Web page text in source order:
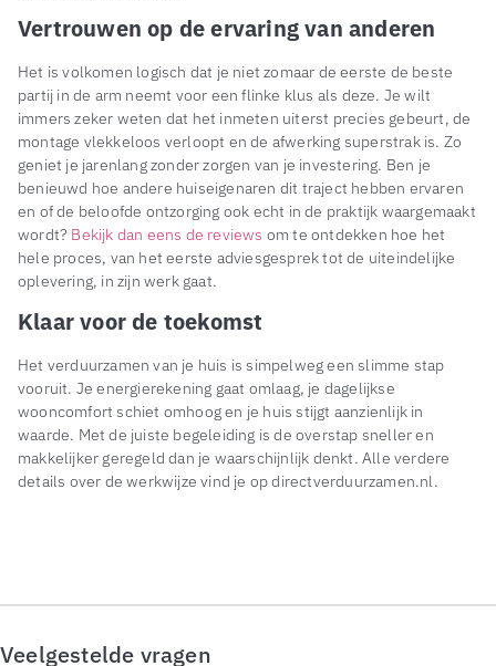
Vertrouwen op de ervaring van anderen
Het is volkomen logisch dat je niet zomaar de eerste de beste
partij in de arm neemt voor een flinke klus als deze. Je wilt
immers zeker weten dat het inmeten uiterst precies gebeurt, de
montage vlekkeloos verloopt en de afwerking superstrak is. Zo
geniet je jarenlang zonder zorgen van je investering. Ben je
benieuwd hoe andere huiseigenaren dit traject hebben ervaren
en of de beloofde ontzorging ook echt in de praktijk waargemaakt
wordt? Bekijk dan eens de reviews om te ontdekken hoe het
hele proces, van het eerste adviesgesprek tot de uiteindelijke
oplevering, in zijn werk gaat.
Klaar voor de toekomst
Het verduurzamen van je huis is simpelweg een slimme stap
vooruit. Je energierekening gaat omlaag, je dagelijkse
wooncomfort schiet omhoog en je huis stijgt aanzienlijk in
waarde. Met de juiste begeleiding is de overstap sneller en
makkelijker geregeld dan je waarschijnlijk denkt. Alle verdere
details over de werkwijze vind je op directverduurzamen.nl.
Veelgestelde vragen